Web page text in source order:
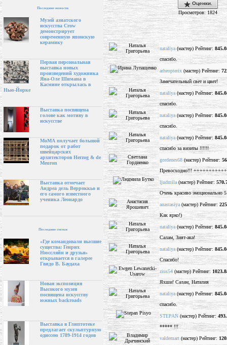
Последние новости
Музей азиатского
искусства Crow
демонстрирует
современную японскую
керамику
Первая персональная
выставка новых
произведений художника
Яна-Оле Шимана в
Касмине открылась в
Нью-Йорке
Выставка посвящена
голове как мотиву в
искусстве
МоМА получает большой
подарок от работ
швейцарских
архитекторов Herzog & de
Meuron
Выставка отмечает
Андреа дель Верроккьо и
его самого известного
ученика Леонардо
Последние статьи
«Где командовали высшие
существа: Генрих
Нюссляйн и друзья»
открывается в галерее
Гвидо В. Баудаха
Новая экспозиция
Высокого музея
посвящена искусству
южных backroads
Выставка в Глиптотеке
предлагает скульптурную
одиссею 1789-1914 годов
Оценки.
Просмотров: 1824
nataliya (мастер) Рейтинг:
спасибо.
arheopterix (мастер) Рейтинг:
Замечательный свет и цвет!
nataliya (мастер) Рейтинг:
спасибо.
nataliya (мастер) Рейтинг:
спасибо.
nataliya (мастер) Рейтинг:
спасибо за визиты !!!!!!
gordenes68 (мастер) Рейтинг:
Превосходно!!!
ljudmila (мастер) Рейтинг:
Очень красиво эмоционально
anastasiya (мастер) Рейтинг:
Как ярко!)
nataliya (мастер) Рейтинг:
Салам, Зият-ака!
nataliya (мастер) Рейтинг:
Спасибо!
zius54 (мастер) Рейтинг:
Яхши! Салам, Наталия
nataliya (мастер) Рейтинг:
спасибо.
STEPAN (мастер) Рейтинг:
***** !!!
valdemart (мастер) Рейтинг: